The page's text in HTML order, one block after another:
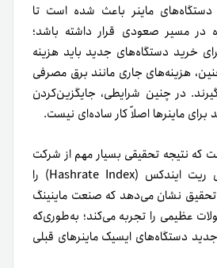
دستگاه‌های ماینر باعث شده است تا
در مسیر صعودی قرار داشته باشد؛
خرید دستگاه‌های جدید باید هزینه
هزینه‌های جاری مانند برق مصرفی
در چنین شرایطی، جایگزین‌کردن
ماینرها اصلاً کار ساده‌ای نیست.
که نتیجه تحقیقی بسیار مهم از شرکت
استخراج بیتکوین هش ریت ایندکس (Hashrate Index) را
تحقیق نشان می‌دهد که صنعت ماینینگ
عظیمی را تجربه می‌کند؛ به‌طوری‌که
دستگاه‌های ایسیک ماینرهای قبلی